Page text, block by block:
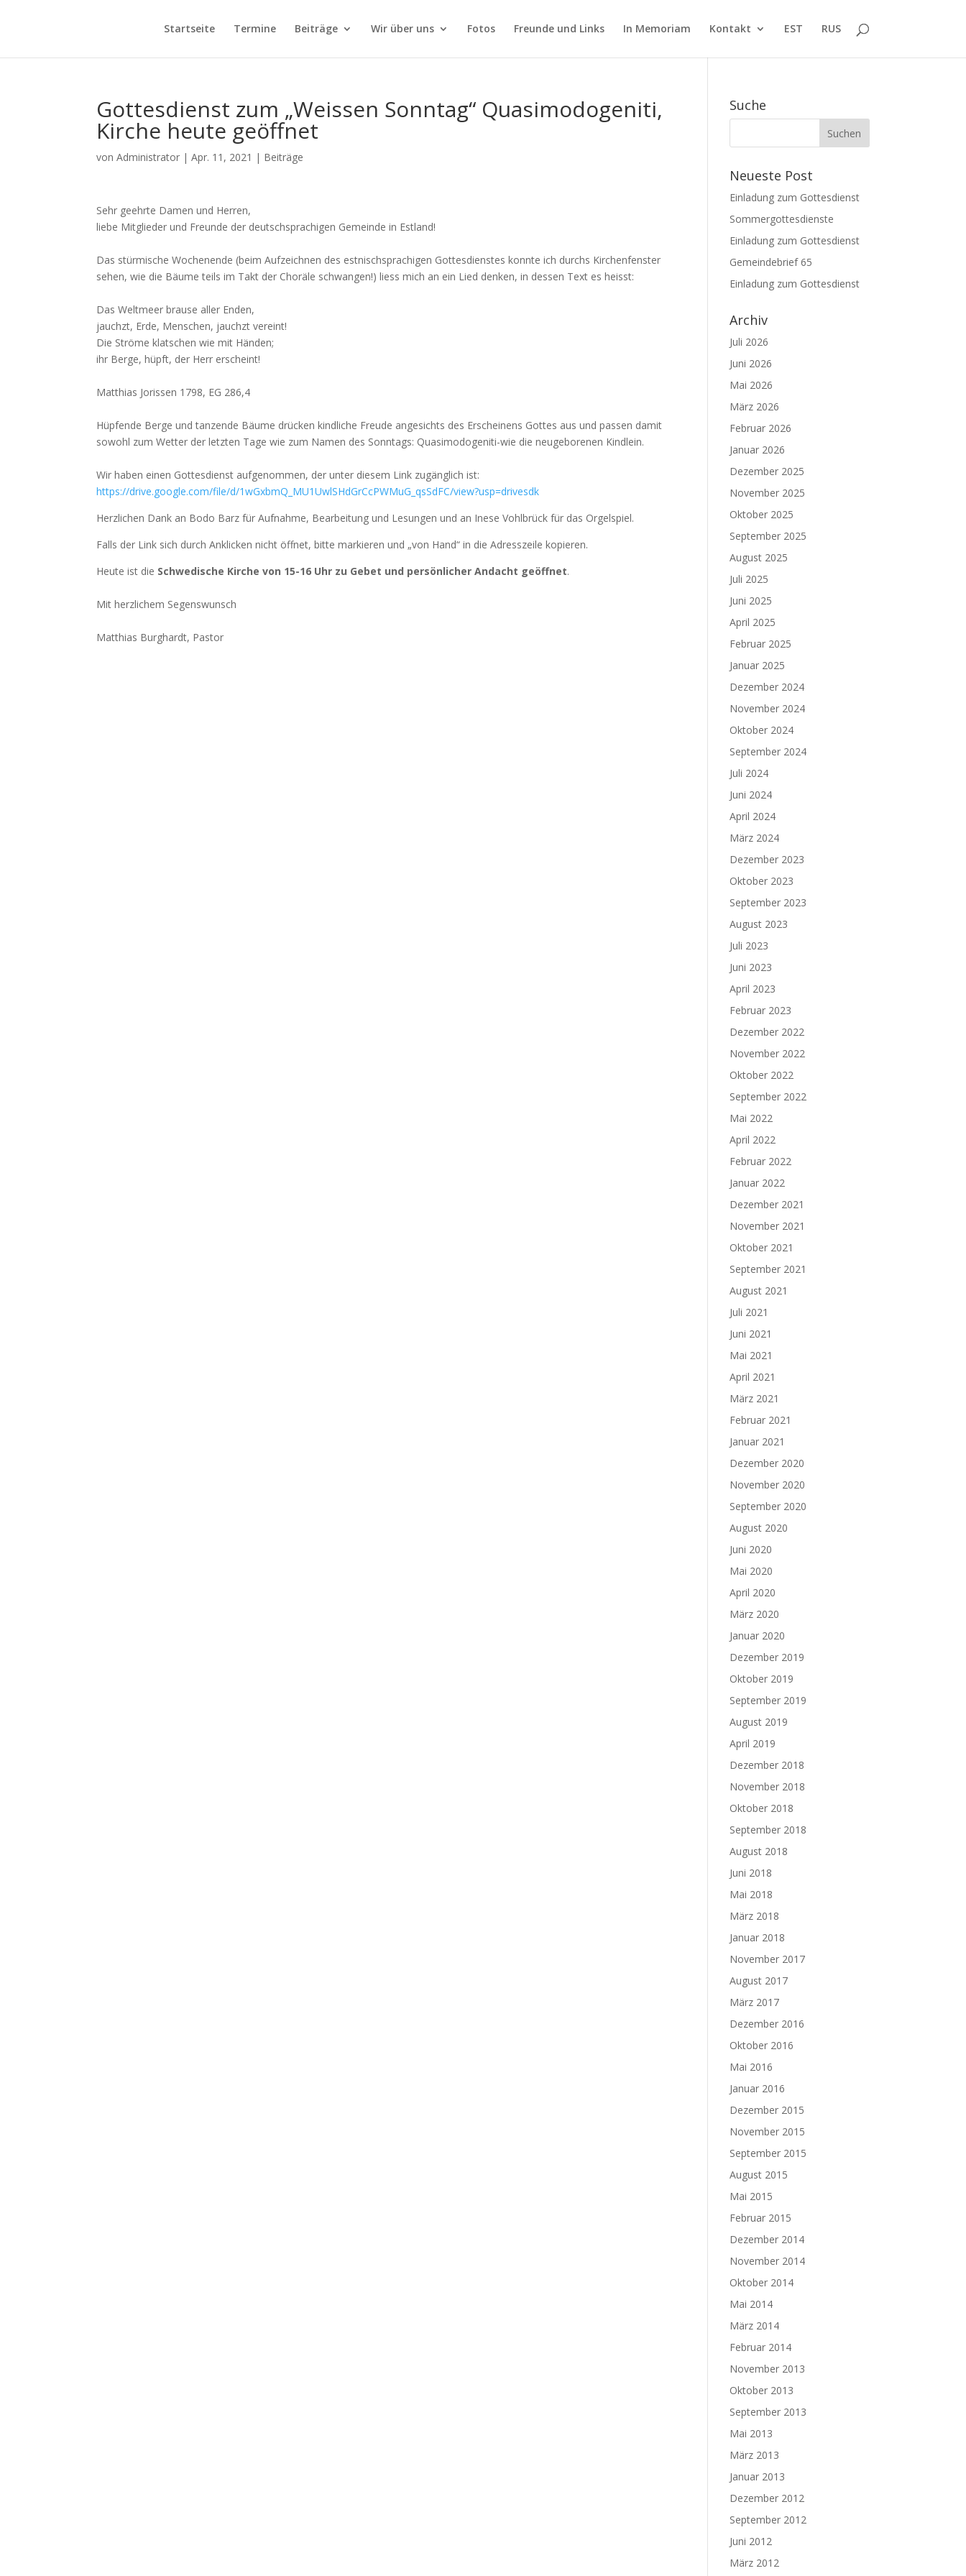
Startseite Termine Beiträge Wir über uns Fotos Freunde und Links In Memoriam Kontakt EST RUS
Gottesdienst zum „Weissen Sonntag“ Quasimodogeniti,
Kirche heute geöffnet
vonAdministrator |Apr. 11, 2021 | Beiträge
Sehr geehrte Damen und Herren,
liebe Mitglieder und Freunde der deutschsprachigen Gemeinde in Estland!
Das stürmische Wochenende (beim Aufzeichnen des estnischsprachigen Gottesdienstes konnte ich durchs Kirchenfenster
sehen, wie die Bäume teils im Takt der Choräle schwangen!) liess mich an ein Lied denken, in dessen Text es heisst:
Das Weltmeer brause aller Enden,
jauchzt, Erde, Menschen, jauchzt vereint!
Die Ströme klatschen wie mit Händen;
ihr Berge, hüpft, der Herr erscheint!
Matthias Jorissen 1798, EG 286,4
Hüpfende Berge und tanzende Bäume drücken kindliche Freude angesichts des Erscheinens Gottes aus und passen damit
sowohl zum Wetter der letzten Tage wie zum Namen des Sonntags: Quasimodogeniti-wie die neugeborenen Kindlein.
Wir haben einen Gottesdienst aufgenommen, der unter diesem Link zugänglich ist:
https://drive.google.com/file/d/1wGxbmQ_MU1UwlSHdGrCcPWMuG_qsSdFC/view?usp=drivesdk
Herzlichen Dank an Bodo Barz für Aufnahme, Bearbeitung und Lesungen und an Inese Vohlbrück für das Orgelspiel.
Falls der Link sich durch Anklicken nicht öffnet, bitte markieren und „von Hand“ in die Adresszeile kopieren.
Heute ist die Schwedische Kirche von 15-16 Uhr zu Gebet und persönlicher Andacht geöffnet.
Mit herzlichem Segenswunsch
Matthias Burghardt, Pastor
Suche
Neueste Post
Einladung zum Gottesdienst
Sommergottesdienste
Einladung zum Gottesdienst
Gemeindebrief 65
Einladung zum Gottesdienst
Archiv
Juli 2026
Juni 2026
Mai 2026
März 2026
Februar 2026
Januar 2026
Dezember 2025
November 2025
Oktober 2025
September 2025
August 2025
Juli 2025
Juni 2025
April 2025
Februar 2025
Januar 2025
Dezember 2024
November 2024
Oktober 2024
September 2024
Juli 2024
Juni 2024
April 2024
März 2024
Dezember 2023
Oktober 2023
September 2023
August 2023
Juli 2023
Juni 2023
April 2023
Februar 2023
Dezember 2022
November 2022
Oktober 2022
September 2022
Mai 2022
April 2022
Februar 2022
Januar 2022
Dezember 2021
November 2021
Oktober 2021
September 2021
August 2021
Juli 2021
Juni 2021
Mai 2021
April 2021
März 2021
Februar 2021
Januar 2021
Dezember 2020
November 2020
September 2020
August 2020
Juni 2020
Mai 2020
April 2020
März 2020
Januar 2020
Dezember 2019
Oktober 2019
September 2019
August 2019
April 2019
Dezember 2018
November 2018
Oktober 2018
September 2018
August 2018
Juni 2018
Mai 2018
März 2018
Januar 2018
November 2017
August 2017
März 2017
Dezember 2016
Oktober 2016
Mai 2016
Januar 2016
Dezember 2015
November 2015
September 2015
August 2015
Mai 2015
Februar 2015
Dezember 2014
November 2014
Oktober 2014
Mai 2014
März 2014
Februar 2014
November 2013
Oktober 2013
September 2013
Mai 2013
März 2013
Januar 2013
Dezember 2012
September 2012
Juni 2012
März 2012